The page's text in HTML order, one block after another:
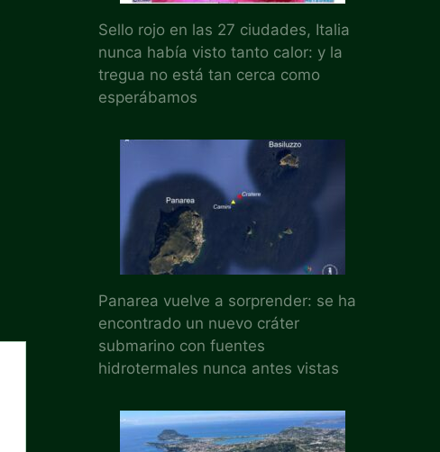
Sello rojo en las 27 ciudades, Italia
nunca había visto tanto calor: y la
tregua no está tan cerca como
esperábamos
Panarea vuelve a sorprender: se ha
encontrado un nuevo cráter
submarino con fuentes
hidrotermales nunca antes vistas